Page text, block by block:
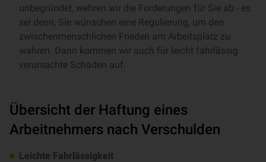
unbegründet, wehren wir die Forderungen für Sie ab - es
sei denn, Sie wünschen eine Regulierung, um den
zwischenmenschlichen Frieden am Arbeitsplatz zu
wahren. Dann kommen wir auch für leicht fahrlässig
verursachte Schäden auf.
Übersicht der Haftung eines
Arbeitnehmers nach Verschulden
Leichte Fahrlässigkeit